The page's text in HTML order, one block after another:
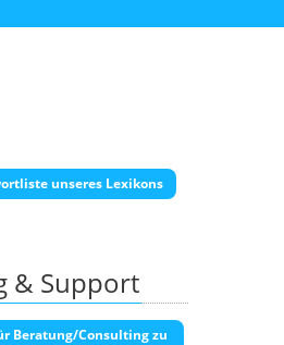
unseres Lexikons
& Support
Beratung/Consulting zu